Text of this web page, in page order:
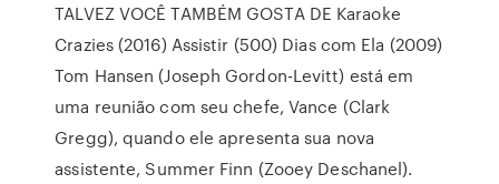
TALVEZ VOCÊ TAMBÉM GOSTA DE Karaoke
Crazies (2016) Assistir (500) Dias com Ela (2009)
Tom Hansen (Joseph Gordon-Levitt) está em
uma reunião com seu chefe, Vance (Clark
Gregg), quando ele apresenta sua nova
assistente, Summer Finn (Zooey Deschanel).